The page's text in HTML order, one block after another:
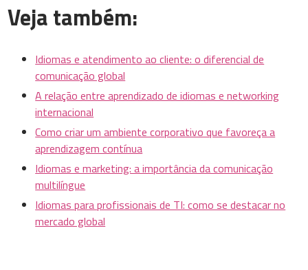
Veja também:
Idiomas e atendimento ao cliente: o diferencial de
comunicação global
A relação entre aprendizado de idiomas e networking
internacional
Como criar um ambiente corporativo que favoreça a
aprendizagem contínua
Idiomas e marketing: a importância da comunicação
multilíngue
Idiomas para profissionais de TI: como se destacar no
mercado global